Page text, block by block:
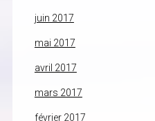
juin 2017
mai 2017
avril 2017
mars 2017
février 2017